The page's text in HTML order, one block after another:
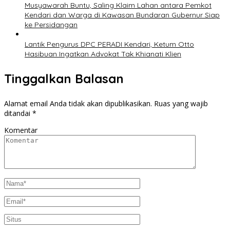
Musyawarah Buntu, Saling Klaim Lahan antara Pemkot
Kendari dan Warga di Kawasan Bundaran Gubernur Siap
ke Persidangan
Lantik Pengurus DPC PERADI Kendari, Ketum Otto
Hasibuan Ingatkan Advokat Tak Khianati Klien
Tinggalkan Balasan
Alamat email Anda tidak akan dipublikasikan. Ruas yang wajib
ditandai *
Komentar